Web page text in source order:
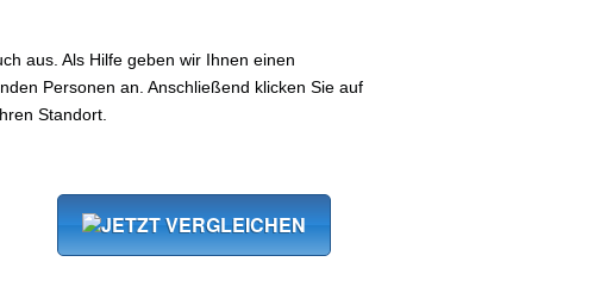
aus. Als Hilfe geben wir Ihnen einen
Personen an. Anschließend klicken Sie auf
Standort.